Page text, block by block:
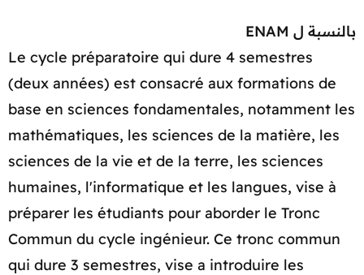
بالنسبة ل ENAM
Le cycle préparatoire qui dure 4 semestres
(deux années) est consacré aux formations de
base en sciences fondamentales, notamment les
mathématiques, les sciences de la matière, les
sciences de la vie et de la terre, les sciences
humaines, l'informatique et les langues, vise à
préparer les étudiants pour aborder le Tronc
Commun du cycle ingénieur. Ce tronc commun
qui dure 3 semestres, vise a introduire les